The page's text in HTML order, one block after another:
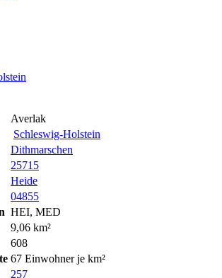
Averlak
Schleswig-Holstein
Dithmarschen
25715
Heide
04855
HEI, MED
9,06 km²
608
67 Einwohner je km²
257